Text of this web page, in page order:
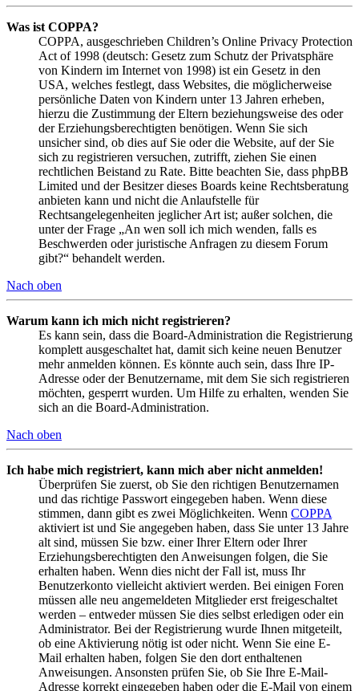
Was ist COPPA?
COPPA, ausgeschrieben Children’s Online Privacy Protection
Act of 1998 (deutsch: Gesetz zum Schutz der Privatsphäre
von Kindern im Internet von 1998) ist ein Gesetz in den
USA, welches festlegt, dass Websites, die möglicherweise
persönliche Daten von Kindern unter 13 Jahren erheben,
hierzu die Zustimmung der Eltern beziehungsweise des oder
der Erziehungsberechtigten benötigen. Wenn Sie sich
unsicher sind, ob dies auf Sie oder die Website, auf der Sie
sich zu registrieren versuchen, zutrifft, ziehen Sie einen
rechtlichen Beistand zu Rate. Bitte beachten Sie, dass phpBB
Limited und der Besitzer dieses Boards keine Rechtsberatung
anbieten kann und nicht die Anlaufstelle für
Rechtsangelegenheiten jeglicher Art ist; außer solchen, die
unter der Frage „An wen soll ich mich wenden, falls es
Beschwerden oder juristische Anfragen zu diesem Forum
gibt?“ behandelt werden.
Nach oben
Warum kann ich mich nicht registrieren?
Es kann sein, dass die Board-Administration die Registrierung
komplett ausgeschaltet hat, damit sich keine neuen Benutzer
mehr anmelden können. Es könnte auch sein, dass Ihre IP-
Adresse oder der Benutzername, mit dem Sie sich registrieren
möchten, gesperrt wurden. Um Hilfe zu erhalten, wenden Sie
sich an die Board-Administration.
Nach oben
Ich habe mich registriert, kann mich aber nicht anmelden!
Überprüfen Sie zuerst, ob Sie den richtigen Benutzernamen
und das richtige Passwort eingegeben haben. Wenn diese
stimmen, dann gibt es zwei Möglichkeiten. Wenn COPPA
aktiviert ist und Sie angegeben haben, dass Sie unter 13 Jahre
alt sind, müssen Sie bzw. einer Ihrer Eltern oder Ihrer
Erziehungsberechtigten den Anweisungen folgen, die Sie
erhalten haben. Wenn dies nicht der Fall ist, muss Ihr
Benutzerkonto vielleicht aktiviert werden. Bei einigen Foren
müssen alle neu angemeldeten Mitglieder erst freigeschaltet
werden – entweder müssen Sie dies selbst erledigen oder ein
Administrator. Bei der Registrierung wurde Ihnen mitgeteilt,
ob eine Aktivierung nötig ist oder nicht. Wenn Sie eine E-
Mail erhalten haben, folgen Sie den dort enthaltenen
Anweisungen. Ansonsten prüfen Sie, ob Sie Ihre E-Mail-
Adresse korrekt eingegeben haben oder die E-Mail von einem